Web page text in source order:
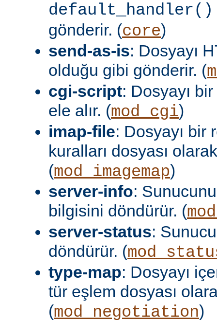
default_handler()
gönderir. (core)
send-as-is: Dosyayı
olduğu gibi gönderir. (
cgi-script: Dosyayı
ele alır. (mod_cgi)
imap-file: Dosyayı bir
kuralları dosyası
(mod_imagemap)
server-info:
bilgisini döndürür. (
server-status:
döndürür. (
type-map: Dosyayı
tür eşlem dosyası
(mod_negotiation)